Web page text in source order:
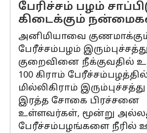
பேரிச்சம் பழம்
கிடைக்கும்
அனிமியாவை
பேரீச்சம்பழம் இரும்புச்சத்து
குறைவினை நீக்குவதில்
100 கிராம்
மில்லிகிராம்
இரத்த சோகை பிரச்சனை
உள்ளவர்கள், மூன்று
பேரீச்சம்பழங்களை நீரில்